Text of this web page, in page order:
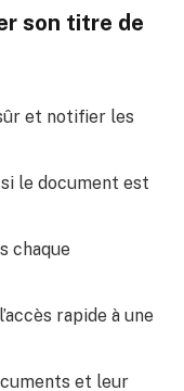
son titre de
et notifier les
le document est
chaque
rapide à une
et leur